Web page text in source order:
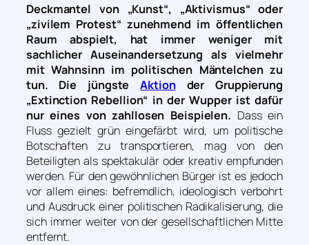
Deckmantel von „Kunst“, „Aktivismus“ oder
„zivilem Protest“ zunehmend im öffentlichen
Raum abspielt, hat immer weniger mit
sachlicher Auseinandersetzung als vielmehr
mit Wahnsinn im politischen Mäntelchen zu
tun. Die jüngsteAktionder Gruppierung
„Extinction Rebellion“ in der Wupper ist dafür
nur eines von zahllosen Beispielen. Dass ein
Fluss gezielt grün eingefärbt wird, um politische
Botschaften zu transportieren, mag von den
Beteiligten als spektakulär oder kreativ empfunden
werden. Für den gewöhnlichen Bürger ist es jedoch
vor allem eines: befremdlich, ideologisch verbohrt
und Ausdruck einer politischen Radikalisierung, die
sich immer weiter von der gesellschaftlichen Mitte
entfernt.